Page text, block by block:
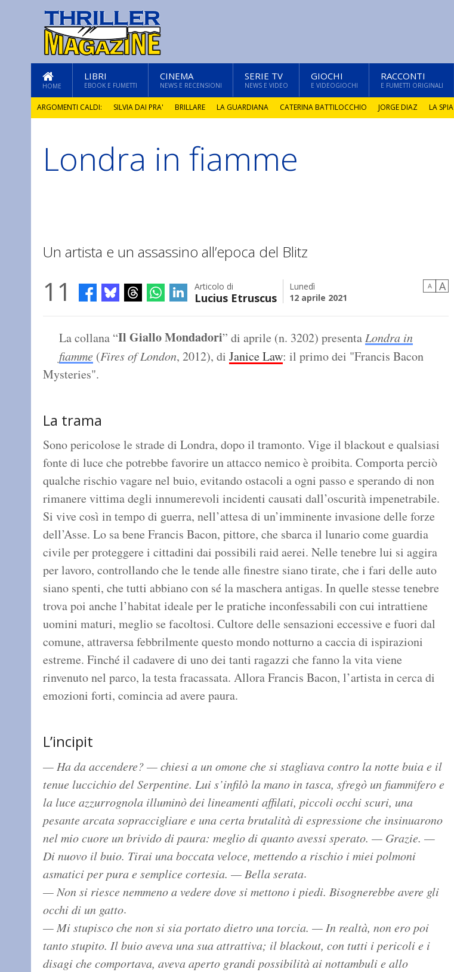
HOME
LIBRI
EBOOK E FUMETTI
CINEMA
NEWS E RECENSIONI
SERIE TV
NEWS E VIDEO
GIOCHI
E VIDEOGIOCHI
RACCONTI
E FUMETTI ORIGINALI
ARGOMENTI CALDI: SILVIA DAI PRA' BRILLARE LA GUARDIANA CATERINA BATTILOCCHIO JORGE DIAZ LA SPIA
Londra in fiamme
Un artista e un assassino all’epoca del Blitz
11 Articolo di
Lucius Etruscus
Lunedì
12 aprile 2021
A A
La collana “Il Giallo Mondadori” di aprile (n. 3202) presentaLondra in
fiamme (Fires of London, 2012), di Janice Law: il primo dei "Francis Bacon
Mysteries".
La trama
Sono pericolose le strade di Londra, dopo il tramonto. Vige il blackout e qualsiasi
fonte di luce che potrebbe favorire un attacco nemico è proibita. Comporta perciò
qualche rischio vagare nel buio, evitando ostacoli a ogni passo e sperando di non
rimanere vittima degli innumerevoli incidenti causati dall’oscurità impenetrabile.
Si vive così in tempo di guerra, nell’attesa di un’imminente invasione delle forze
dell’Asse. Lo sa bene Francis Bacon, pittore, che sbarca il lunario come guardia
civile per proteggere i cittadini dai possibili raid aerei. Nelle tenebre lui si aggira
per lavoro, controllando che le tende alle finestre siano tirate, che i fari delle auto
siano spenti, che tutti abbiano con sé la maschera antigas. In quelle stesse tenebre
trova poi anche l’habitat ideale per le pratiche inconfessabili con cui intrattiene
uomini maturi, meglio se facoltosi. Cultore delle sensazioni eccessive e fuori dal
comune, attraversa febbrilmente questo mondo notturno a caccia di ispirazioni
estreme. Finché il cadavere di uno dei tanti ragazzi che fanno la vita viene
rinvenuto nel parco, la testa fracassata. Allora Francis Bacon, l’artista in cerca di
emozioni forti, comincia ad avere paura.
L’incipit
— Ha da accendere? — chiesi a un omone che si stagliava contro la notte buia e il
tenue luccichio del Serpentine. Lui s’infilò la mano in tasca, sfregò un fiammifero e
la luce azzurrognola illuminò dei lineamenti affilati, piccoli occhi scuri, una
pesante arcata sopraccigliare e una certa brutalità di espressione che insinuarono
nel mio cuore un brivido di paura: meglio di quanto avessi sperato. — Grazie. —
Di nuovo il buio. Tirai una boccata veloce, mettendo a rischio i miei polmoni
asmatici per pura e semplice cortesia. — Bella serata.
— Non si riesce nemmeno a vedere dove si mettono i piedi. Bisognerebbe avere gli
occhi di un gatto.
— Mi stupisco che non si sia portato dietro una torcia. — In realtà, non ero poi
tanto stupito. Il buio aveva una sua attrattiva; il blackout, con tutti i pericoli e i
disagi che comportava, aveva aperto grandi possibilità ai nottambuli e allo